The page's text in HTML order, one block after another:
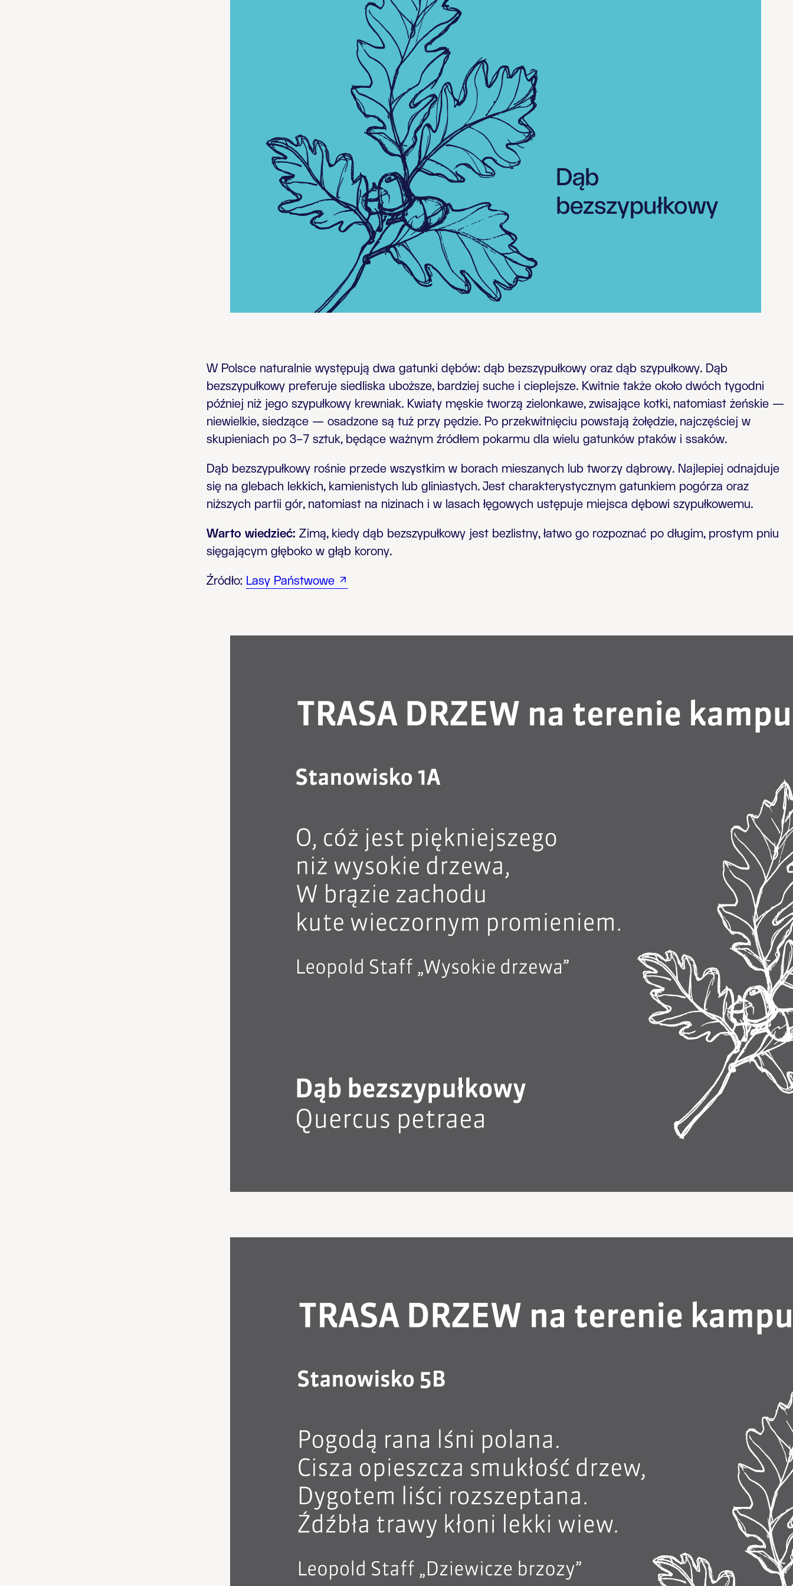
W Polsce naturalnie występują dwa gatunki dębów: dąb bezszypułkowy oraz dąb szypułkowy. Dąb
bezszypułkowy preferuje siedliska uboższe, bardziej suche i cieplejsze. Kwitnie także około dwóch tygodni
później niż jego szypułkowy krewniak. Kwiaty męskie tworzą zielonkawe, zwisające kotki, natomiast żeńskie —
niewielkie, siedzące — osadzone są tuż przy pędzie. Po przekwitnięciu powstają żołędzie, najczęściej w
skupieniach po 3–7 sztuk, będące ważnym źródłem pokarmu dla wielu gatunków ptaków i ssaków.
Dąb bezszypułkowy rośnie przede wszystkim w borach mieszanych lub tworzy dąbrowy. Najlepiej odnajduje
się na glebach lekkich, kamienistych lub gliniastych. Jest charakterystycznym gatunkiem pogórza oraz
niższych partii gór, natomiast na nizinach i w lasach łęgowych ustępuje miejsca dębowi szypułkowemu.
Warto wiedzieć: Zimą, kiedy dąb bezszypułkowy jest bezlistny, łatwo go rozpoznać po długim, prostym pniu
sięgającym głęboko w głąb korony.
Źródło: Lasy Państwowe